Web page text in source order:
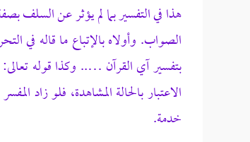
هذا في التفسير بما لم يؤثر عن السلف
الصواب. وأولاه بالإتباع ما قاله في
بتفسير آي القرآن ….. وكذا قوله
الاعتبار بالحالة المشاهدة، فلو زاد
خدمة.